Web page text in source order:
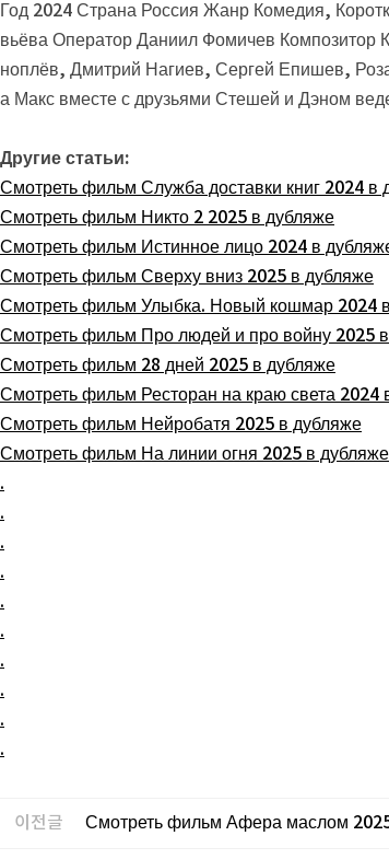
Год 2024 Страна Россия Жанр Комедия,
вьёва Оператор Даниил Фомичев Композитор
ноплёв, Дмитрий Нагиев, Сергей Епишев,
а Макс вместе с друзьями Стешей и Дэном
Другие статьи:
Смотреть фильм Служба доставки книг 2024 в
Смотреть фильм Никто 2 2025 в дубляже
Смотреть фильм Истинное лицо 2024 в
Смотреть фильм Сверху вниз 2025 в дубляже
Смотреть фильм Улыбка. Новый кошмар 2024
Смотреть фильм Про людей и про войну 2025
Смотреть фильм 28 дней 2025 в дубляже
Смотреть фильм Ресторан на краю света 2024
Смотреть фильм Нейробатя 2025 в дубляже
Смотреть фильм На линии огня 2025 в дубляже
.
.
.
.
.
.
.
.
.
.
이전글 Смотреть фильм Афера маслом